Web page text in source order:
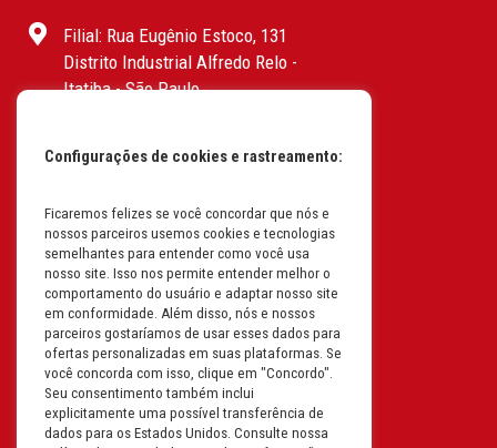
Filial: Rua Eugênio Estoco, 131
Distrito Industrial Alfredo Relo -
Itatiba - São Paulo
I.E: 382.096.357.1147
Filial: Av. Odila Chaves Rodrigues,
1277
Parque industrial RM - Condomínio
Therapark - Jundiaí - São Paulo
CEP: 13.213-087 | CNPJ:
61.193.496/0018-08
I.E: 407.642.800.114
Filial: Rua em Projeto G, 728 – Letra A
Configurações de cookies e rastreamento:
Ficaremos felizes se você concordar que nós e
nossos parceiros usemos cookies e tecnologias
semelhantes para entender como você usa
nosso site. Isso nos permite entender melhor o
comportamento do usuário e adaptar nosso site
em conformidade. Além disso, nós e nossos
parceiros gostaríamos de usar esses dados para
ofertas personalizadas em suas plataformas. Se
você concorda com isso, clique em "Concordo".
Seu consentimento também inclui
explicitamente uma possível transferência de
dados para os Estados Unidos. Consulte nossa